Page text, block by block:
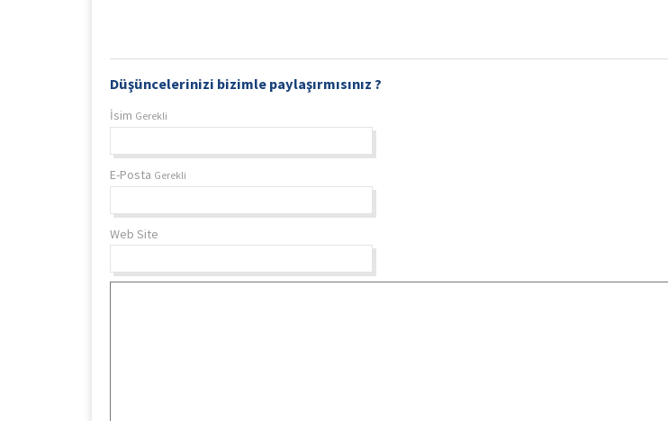
Düşüncelerinizi bizimle paylaşırmısınız ?
İsim Gerekli
E-Posta Gerekli
Web Site